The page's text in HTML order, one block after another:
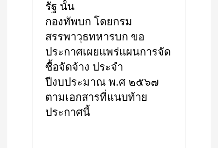
รัฐ นั้น
กองทัพบก โดยกรม
สรรพาวุธทหารบก ขอ
ประกาศเผยแพร่แผนการจัด
ซื้อจัดจ้าง ประจำ
ปีงบประมาณ พ.ศ ๒๕๖๗
ตามเอกสารที่แนบท้าย
ประกาศนี้